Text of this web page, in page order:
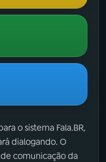
o sistema Fala.BR,
dialogando. O
comunicação da